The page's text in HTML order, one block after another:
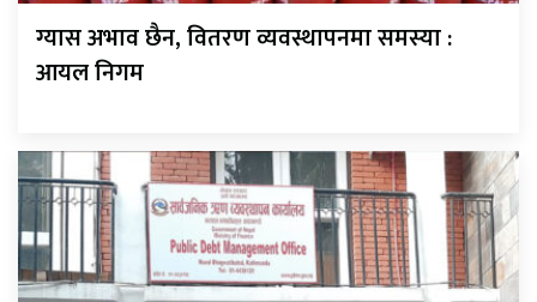
ग्यास अभाव छैन, वितरण व्यवस्थापनमा समस्या :
आयल निगम